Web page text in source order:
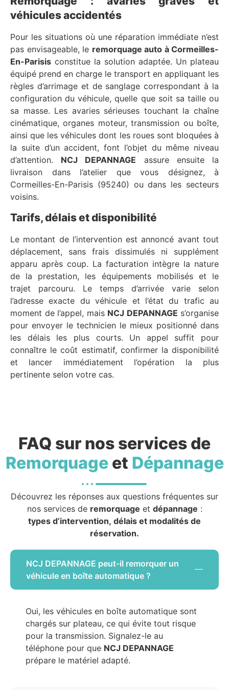
véhicules accidentés
Pour les situations où une réparation immédiate n’est
pas envisageable, le remorquage auto à Cormeilles-
En-Parisis constitue la solution adaptée. Un plateau
équipé prend en charge le transport en appliquant les
règles d’arrimage et de sanglage correspondant à la
configuration du véhicule, quelle que soit sa taille ou
sa masse. Les avaries sérieuses touchant la chaîne
cinématique, organes moteur, transmission ou boîte,
ainsi que les véhicules dont les roues sont bloquées à
la suite d’un accident, font l’objet du même niveau
d’attention. NCJ DEPANNAGE assure ensuite la
livraison dans l’atelier que vous désignez, à
Cormeilles-En-Parisis (95240) ou dans les secteurs
voisins.
Tarifs, délais et disponibilité
Le montant de l’intervention est annoncé avant tout
déplacement, sans frais dissimulés ni supplément
apparu après coup. La facturation intègre la nature
de la prestation, les équipements mobilisés et le
trajet parcouru. Le temps d’arrivée varie selon
l’adresse exacte du véhicule et l’état du trafic au
moment de l’appel, mais NCJ DEPANNAGE s’organise
pour envoyer le technicien le mieux positionné dans
les délais les plus courts. Un appel suffit pour
connaître le coût estimatif, confirmer la disponibilité
et lancer immédiatement l’opération la plus
pertinente selon votre cas.
FAQ sur nos services de
Remorquageet Dépannage
Découvrez les réponses aux questions fréquentes sur
nos services de remorquage et dépannage :
types d’intervention, délais et modalités de
réservation.
NCJ DEPANNAGE peut-il remorquer un
véhicule en boîte automatique ?
Oui, les véhicules en boîte automatique sont
chargés sur plateau, ce qui évite tout risque
pour la transmission. Signalez-le au
téléphone pour que NCJ DEPANNAGE
prépare le matériel adapté.